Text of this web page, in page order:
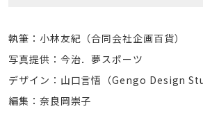
執筆：小林友紀（合同会社企画百貨）
写真提供：今治．夢スポーツ
デザイン：山口言悟（Gengo Design
編集：奈良岡崇子